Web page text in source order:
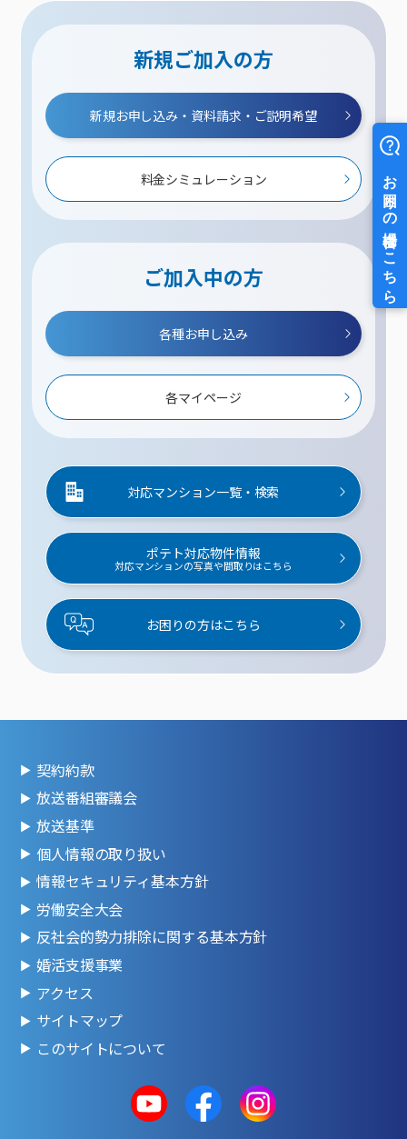
新規ご加入の方
新規お申し込み・資料請求・ご説明希望
料金シミュレーション
ご加入中の方
各種お申し込み
各マイページ
対応マンション一覧・検索
ポテト対応物件情報
対応マンションの写真や間取りはこちら
お困りの方はこちら
契約約款
放送番組審議会
放送基準
個人情報の取り扱い
情報セキュリティ基本方針
労働安全大会
反社会的勢力排除に関する基本方針
婚活支援事業
アクセス
サイトマップ
このサイトについて